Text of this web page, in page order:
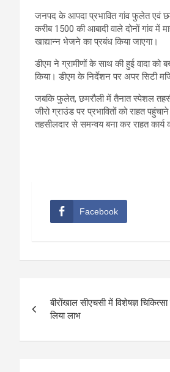
जनपद के आपदा प्रभावित गांव फुलेत एवं
करीब 1500 की आबादी वाले दोनों गांव में
खाद्यान्न भेजने का प्रबंध किया जाएगा।
डीएम ने ग्रामीणों के साथ की हुई वादा को
किया। डीएम के निर्देशन पर अपर सिटी
जबकि फुलेत, छमरौली में तैनात स्पेशल
जीरो ग्राउंड पर प्रभावितों को राहत
तहसीलदार से समन्वय बना कर राहत कार्य
Facebook
navigation
बीरोंखाल सीएचसी में विशेषज्ञ
लिया लाभ